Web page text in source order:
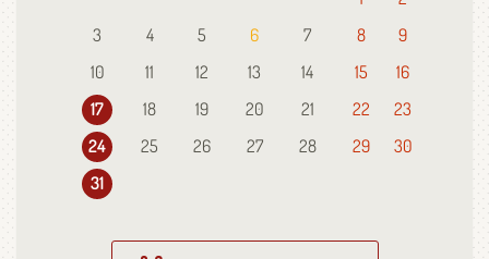
3
4 5 6 7 8
9
10
11 12 13 14 15
16
17
18 19 20 21 22
23
24
25 26 27 28 29
30
31